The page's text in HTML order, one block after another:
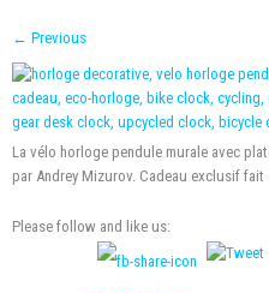
← Previous
La vélo horloge pendule murale avec
par Andrey Mizurov. Cadeau exclusif fait
Please follow and like us: